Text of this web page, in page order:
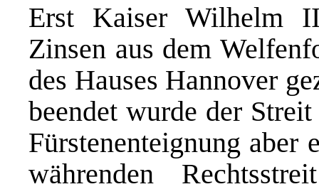
Erst Kaiser Wilhelm
Zinsen aus dem
des Hauses Hannover
beendet wurde der
Fürstenenteignung aber
währenden